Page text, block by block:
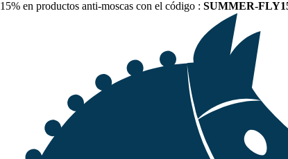
15% en productos anti-moscas con el código : SUMMER-